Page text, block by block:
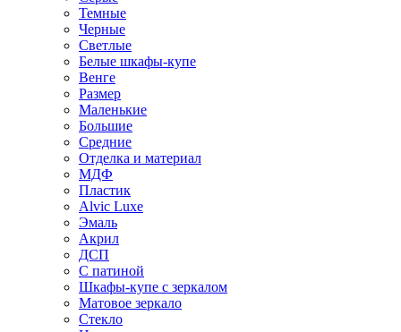
Темные
Черные
Светлые
Белые шкафы-купе
Венге
Размер
Маленькие
Большие
Средние
Отделка и материал
МДФ
Пластик
Alvic Luxe
Эмаль
Акрил
ДСП
С патиной
Шкафы-купе с зеркалом
Матовое зеркало
Стекло